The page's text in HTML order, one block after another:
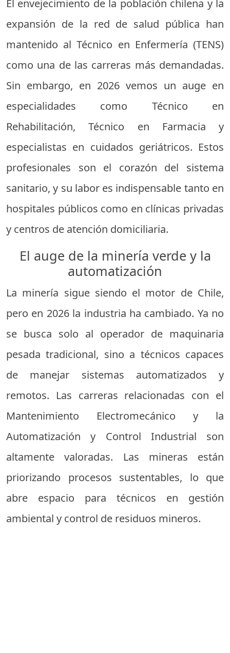
El envejecimiento de la población chilena y la
expansión de la red de salud pública han
mantenido al Técnico en Enfermería (TENS)
como una de las carreras más demandadas.
Sin embargo, en 2026 vemos un auge en
especialidades como Técnico en
Rehabilitación, Técnico en Farmacia y
especialistas en cuidados geriátricos. Estos
profesionales son el corazón del sistema
sanitario, y su labor es indispensable tanto en
hospitales públicos como en clínicas privadas
y centros de atención domiciliaria.
El auge de la minería verde y la
automatización
La minería sigue siendo el motor de Chile,
pero en 2026 la industria ha cambiado. Ya no
se busca solo al operador de maquinaria
pesada tradicional, sino a técnicos capaces
de manejar sistemas automatizados y
remotos. Las carreras relacionadas con el
Mantenimiento Electromecánico y la
Automatización y Control Industrial son
altamente valoradas. Las mineras están
priorizando procesos sustentables, lo que
abre espacio para técnicos en gestión
ambiental y control de residuos mineros.